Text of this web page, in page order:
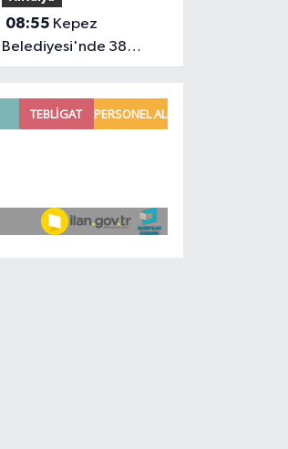
düzen değişti
08:55
Belediyesi'nde 38
milyon TL'lik dev ihale